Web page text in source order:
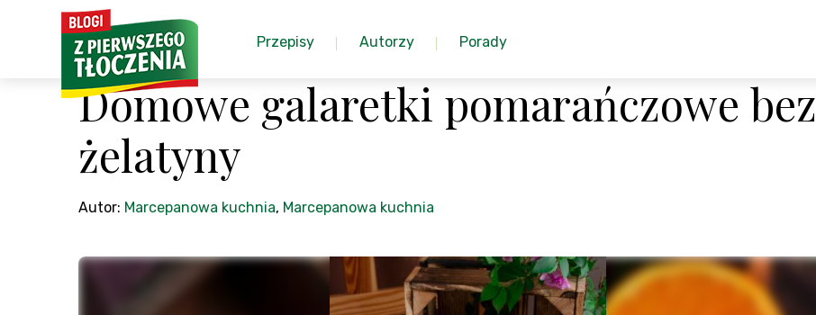
Przepisy Autorzy Porady
Domowe galaretki pomarańczowe bez
żelatyny
Autor: Marcepanowa kuchnia, Marcepanowa kuchnia